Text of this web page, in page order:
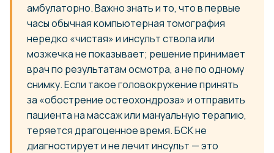
амбулаторно. Важно знать и то, что в первые
часы обычная компьютерная томография
нередко «чистая» и инсульт ствола или
мозжечка не показывает; решение принимает
врач по результатам осмотра, а не по одному
снимку. Если такое головокружение принять
за «обострение остеохондроза» и отправить
пациента на массаж или мануальную терапию,
теряется драгоценное время. БСК не
диагностирует и не лечит инсульт — это